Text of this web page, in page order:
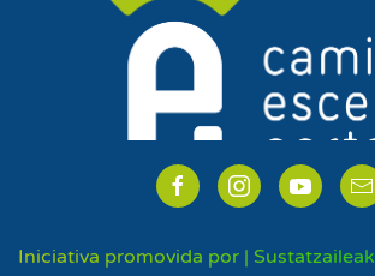
Iniciativa promovida por | Sustatzaileak